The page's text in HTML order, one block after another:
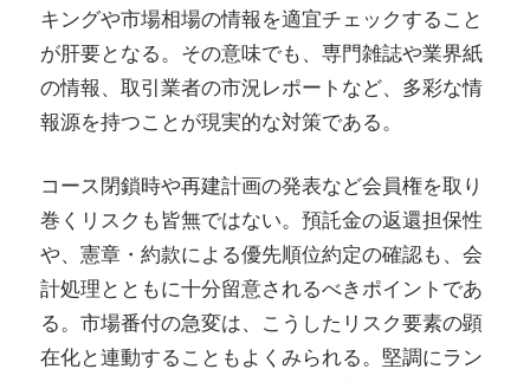
キングや市場相場の情報を適宜チェックすること
が肝要となる。その意味でも、専門雑誌や業界紙
の情報、取引業者の市況レポートなど、多彩な情
報源を持つことが現実的な対策である。
コース閉鎖時や再建計画の発表など会員権を取り
巻くリスクも皆無ではない。預託金の返還担保性
や、憲章・約款による優先順位約定の確認も、会
計処理とともに十分留意されるべきポイントであ
る。市場番付の急変は、こうしたリスク要素の顕
在化と連動することもよくみられる。堅調にラン